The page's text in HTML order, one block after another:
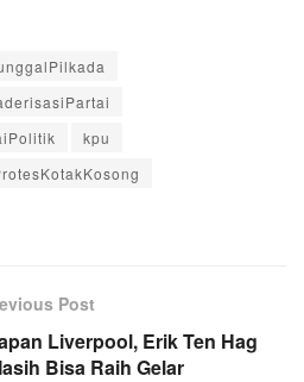
kpu
Post
Liverpool, Erik Ten Hag
Bisa Raih Gelar